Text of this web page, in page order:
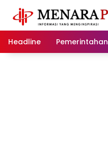
konten
Headline
Pemerintahan